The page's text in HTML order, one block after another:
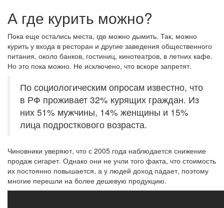
А где курить можно?
Пока еще остались места, где можно дымить. Так, можно
курить у входа в ресторан и другие заведения общественного
питания, около банков, гостиниц, кинотеатров, в летних кафе.
Но это пока можно. Не исключено, что вскоре запретят.
По социологическим опросам известно, что
в РФ проживает 32% курящих граждан. Из
них 51% мужчины, 14% женщины и 15%
лица подросткового возраста.
Чиновники уверяют, что с 2005 года наблюдается снижение
продаж сигарет. Однако они не учли того факта, что стоимость
их постоянно повышается, а у людей доход падает, поэтому
многие перешли на более дешевую продукцию.